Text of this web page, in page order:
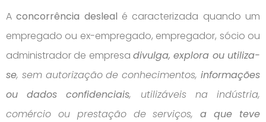
Aconcorrência desleal é caracterizada quando um
empregado ou ex-empregado, empregador, sócio ou
administrador de empresa divulga, explora ou utiliza-
se, sem autorização de conhecimentos, informações
ou dados confidenciais, utilizáveis na indústria,
comércio ou prestação de serviços,a que teve